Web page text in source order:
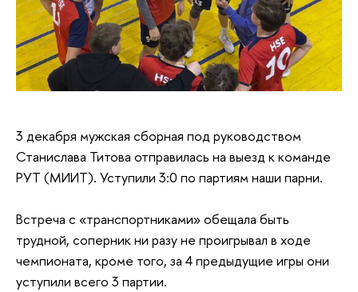
3 декабря мужская сборная под руководством
Станислава Титова отправилась на выезд к команде
РУТ (МИИТ). Уступили 3:0 по партиям наши парни.
Встреча с «транспортниками» обещала быть
трудной, соперник ни разу не проигрывал в ходе
чемпионата, кроме того, за 4 предыдущие игры они
уступили всего 3 партии.